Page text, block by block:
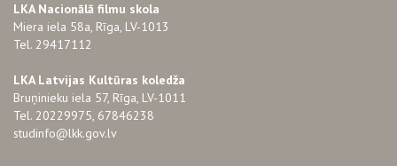
LKA Nacionālā filmu skola
Miera iela 58a, Rīga, LV-1013
Tel. 29417112
LKA Latvijas Kultūras koledža
Bruņinieku iela 57, Rīga, LV-1011
Tel. 20229975, 67846238
studinfo@lkk.gov.lv